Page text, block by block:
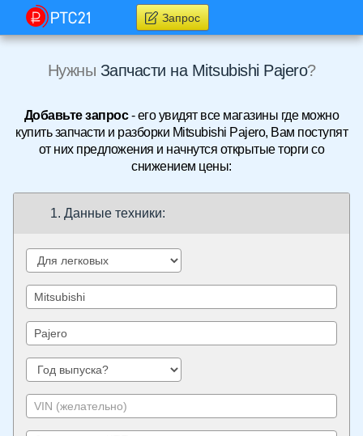
Запрос
Нужны Запчасти на Mitsubishi Pajero?
Добавьте запрос- его увидят все магазины где можно
купить запчасти и разборки Mitsubishi Pajero, Вам поступят
от них предложения и начнутся открытые торги со
снижением цены:
1. Данные техники: